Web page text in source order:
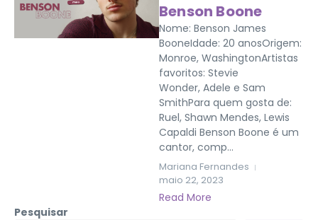
Benson Boone
Nome: Benson James
BooneIdade: 20 anosOrigem:
Monroe, WashingtonArtistas
favoritos: Stevie
Wonder, Adele e Sam
SmithPara quem gosta de:
Ruel, Shawn Mendes, Lewis
Capaldi Benson Boone é um
cantor, comp...
Mariana Fernandes
maio 22, 2023
Read More
Pesquisar